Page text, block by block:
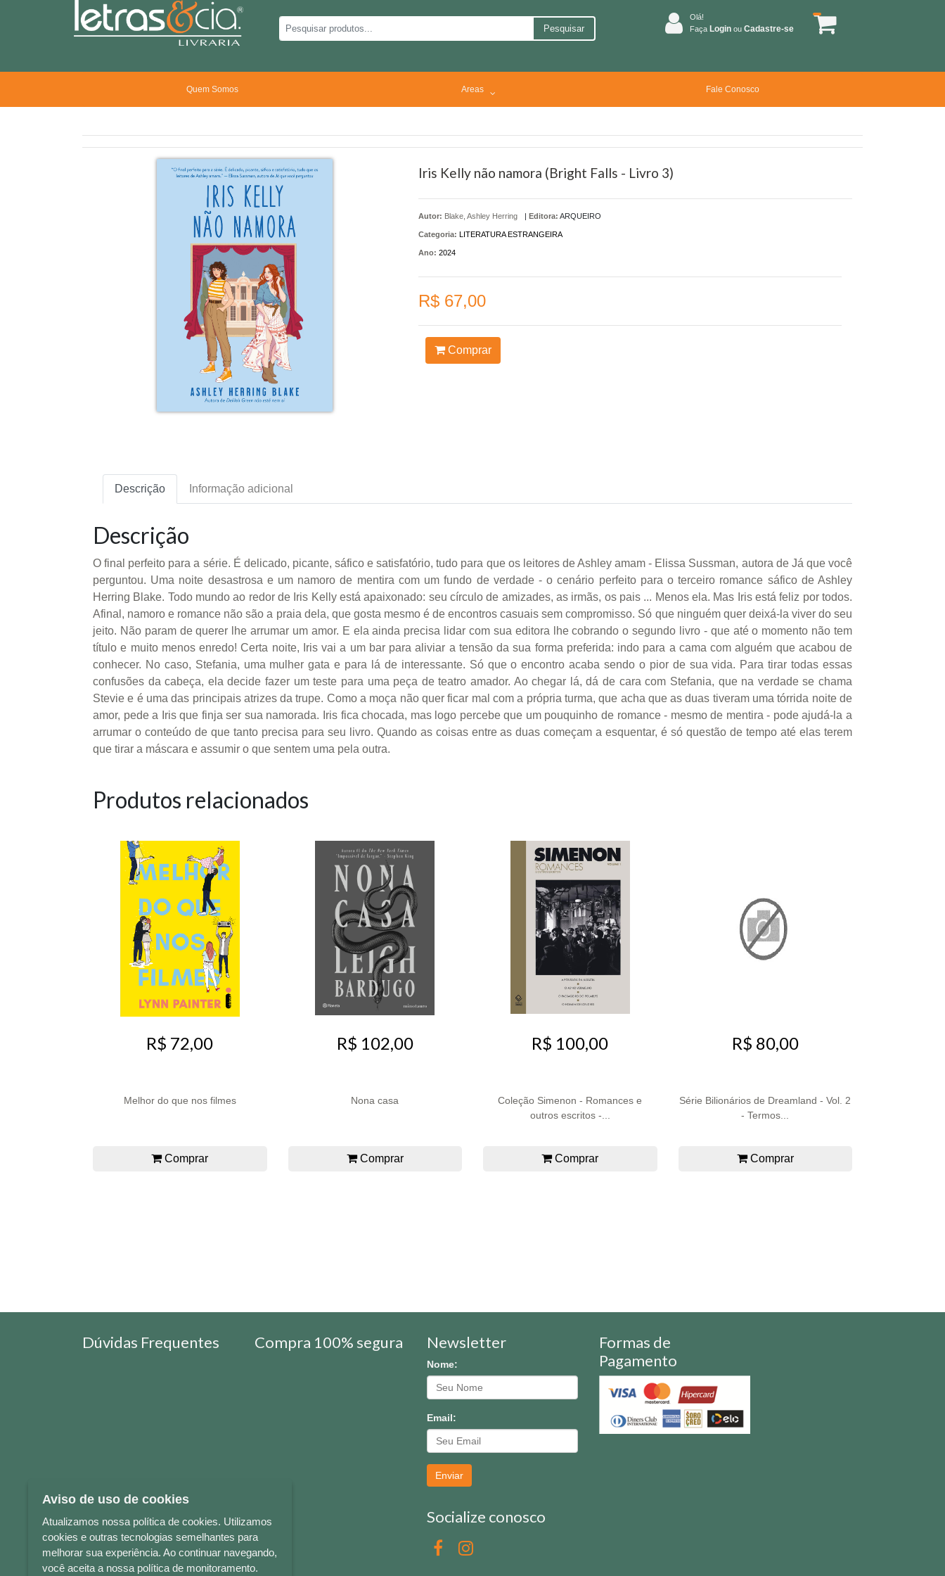
Pesquisar
Olá!
Faça Login ou Cadastre-se
Quem Somos Areas Fale Conosco
Iris Kelly não namora (Bright Falls - Livro 3)
Autor: Blake, Ashley Herring | Editora: ARQUEIRO
Categoria: LITERATURA ESTRANGEIRA
Ano: 2024
R$ 67,00
Comprar
Descrição Informação adicional
Descrição
O final perfeito para a série. É delicado, picante, sáfico e satisfatório, tudo para que os leitores de Ashley amam - Elissa Sussman, autora de Já que você
perguntou. Uma noite desastrosa e um namoro de mentira com um fundo de verdade - o cenário perfeito para o terceiro romance sáfico de Ashley
Herring Blake. Todo mundo ao redor de Iris Kelly está apaixonado: seu círculo de amizades, as irmãs, os pais ... Menos ela. Mas Iris está feliz por todos.
Afinal, namoro e romance não são a praia dela, que gosta mesmo é de encontros casuais sem compromisso. Só que ninguém quer deixá-la viver do seu
jeito. Não param de querer lhe arrumar um amor. E ela ainda precisa lidar com sua editora lhe cobrando o segundo livro - que até o momento não tem
título e muito menos enredo! Certa noite, Iris vai a um bar para aliviar a tensão da sua forma preferida: indo para a cama com alguém que acabou de
conhecer. No caso, Stefania, uma mulher gata e para lá de interessante. Só que o encontro acaba sendo o pior de sua vida. Para tirar todas essas
confusões da cabeça, ela decide fazer um teste para uma peça de teatro amador. Ao chegar lá, dá de cara com Stefania, que na verdade se chama
Stevie e é uma das principais atrizes da trupe. Como a moça não quer ficar mal com a própria turma, que acha que as duas tiveram uma tórrida noite de
amor, pede a Iris que finja ser sua namorada. Iris fica chocada, mas logo percebe que um pouquinho de romance - mesmo de mentira - pode ajudá-la a
arrumar o conteúdo de que tanto precisa para seu livro. Quando as coisas entre as duas começam a esquentar, é só questão de tempo até elas terem
que tirar a máscara e assumir o que sentem uma pela outra.
Produtos relacionados
R$ 72,00
Melhor do que nos filmes
Comprar
R$ 102,00
Nona casa
Comprar
R$ 100,00
Coleção Simenon - Romances e
outros escritos -...
Comprar
R$ 80,00
Série Bilionários de Dreamland - Vol. 2
- Termos...
Comprar
Dúvidas Frequentes Compra 100% segura Newsletter
Nome:
Email:
Enviar
Socialize conosco
Formas de
Pagamento
Aviso de uso de cookies
Atualizamos nossa política de cookies. Utilizamos
cookies e outras tecnologias semelhantes para
melhorar sua experiência. Ao continuar navegando,
você aceita a nossa política de monitoramento.